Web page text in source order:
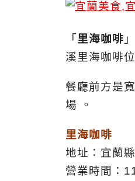
「里海咖啡 」
溪里海咖啡
餐廳前方是
場 。
里海咖啡
地址：宜蘭
營業時間：